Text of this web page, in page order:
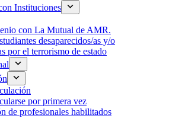
Instituciones
con La Mutual de AMR.
desaparecidos/as y/o
por el terrorismo de estado
por primera vez
de profesionales habilitados